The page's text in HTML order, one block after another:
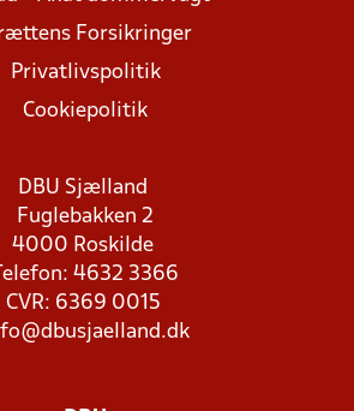
Forsikringer
Privatlivspolitik
Cookiepolitik
DBU Sjælland
Fuglebakken 2
4000 Roskilde
Telefon: 4632 3366
CVR: 6369 0015